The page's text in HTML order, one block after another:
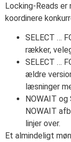
Locking-Reads
koordinere
SELECT …
rækker,
SELECT …
ældre
læsninger
NOWAIT
NOWAIT
linjer over.
Et almindeligt